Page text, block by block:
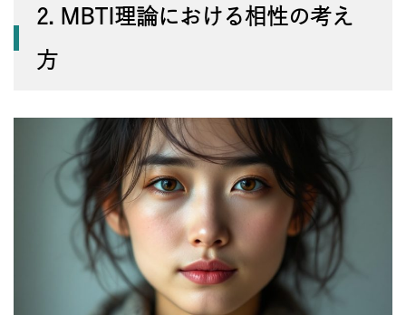
2. MBTI理論における相性の考え
方